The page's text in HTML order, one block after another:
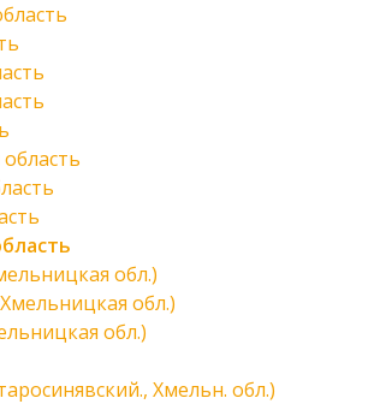
обл.)
обл.)
обл.)
Хмельн. обл.)